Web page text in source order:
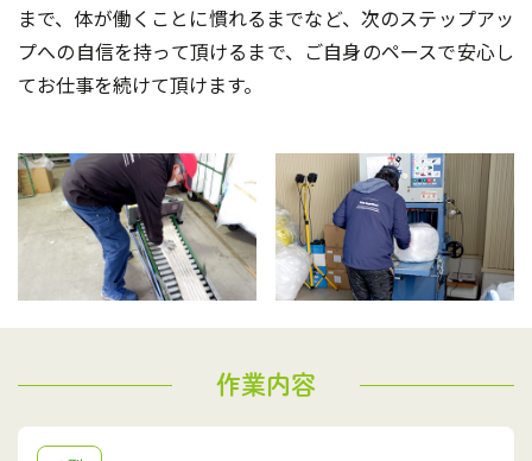
まで、体が働くことに慣れるまでなど、次のステップアッ
プへの自信を持って頂けるまで、ご自身のペースで安心し
てお仕事を続けて頂けます。
作業内容